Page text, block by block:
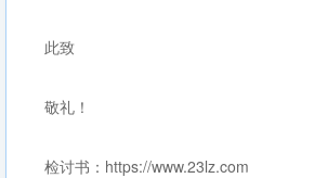
此致
敬礼！
检讨书：https://www.23lz.com